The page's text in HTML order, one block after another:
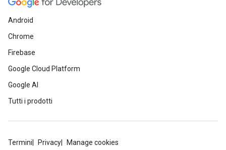
Android
Chrome
Firebase
Google Cloud Platform
Google AI
Tutti i prodotti
Termini Privacy Manage cookies